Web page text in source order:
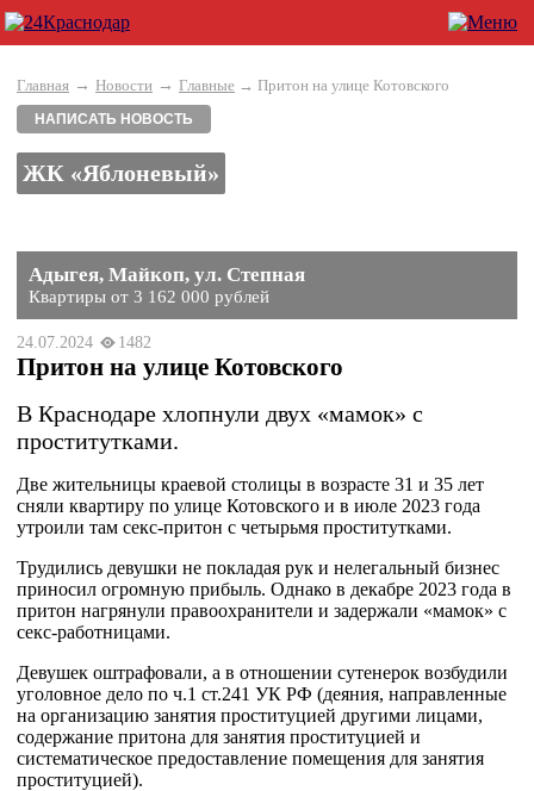
Главная → Новости → Главные → Притон на улице Котовского
НАПИСАТЬ НОВОСТЬ
ЖК «Яблоневый»
Адыгея, Майкоп, ул. Степная
Квартиры от 3 162 000 рублей
24.07.2024 1482
Притон на улице Котовского
В Краснодаре хлопнули двух «мамок» с
проститутками.
Две жительницы краевой столицы в возрасте 31 и 35 лет
сняли квартиру по улице Котовского и в июле 2023 года
утроили там секс-притон с четырьмя проститутками.
Трудились девушки не покладая рук и нелегальный бизнес
приносил огромную прибыль. Однако в декабре 2023 года в
притон нагрянули правоохранители и задержали «мамок» с
секс-работницами.
Девушек оштрафовали, а в отношении сутенерок возбудили
уголовное дело по ч.1 ст.241 УК РФ (деяния, направленные
на организацию занятия проституцией другими лицами,
содержание притона для занятия проституцией и
систематическое предоставление помещения для занятия
проституцией).